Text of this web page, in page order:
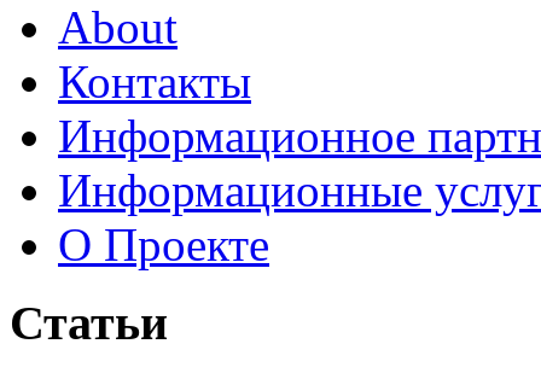
About
Контакты
Информационное
Информационные
О Проекте
Статьи